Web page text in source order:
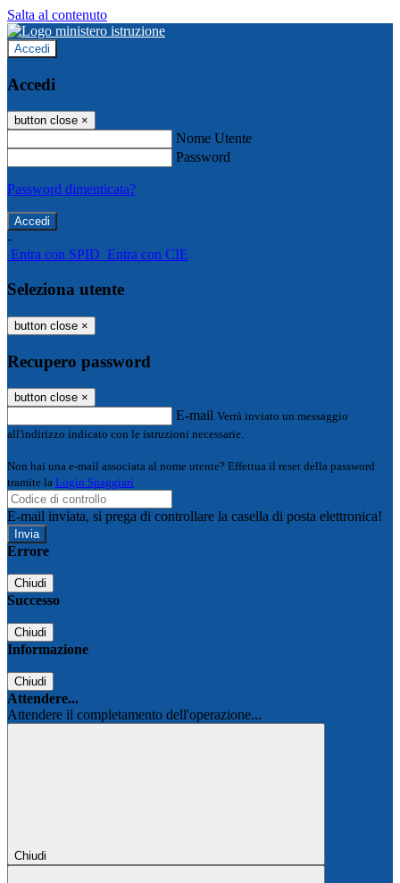
Salta al contenuto
Accedi
Accedi
button close ×
Nome Utente
Password
Password dimenticata?
-
Entra con SPID Entra con CIE
Seleziona utente
button close ×
Recupero password
button close ×
E-mail Verrà inviato un messaggio
all'indirizzo indicato con le istruzioni necessarie.
Non hai una e-mail associata al nome utente? Effettua il reset della password
tramite la Login Spaggiari
E-mail inviata, si prega di controllare la casella di posta elettronica!
Errore
Chiudi
Successo
Chiudi
Informazione
Chiudi
Attendere...
Attendere il completamento dell'operazione...
Chiudi